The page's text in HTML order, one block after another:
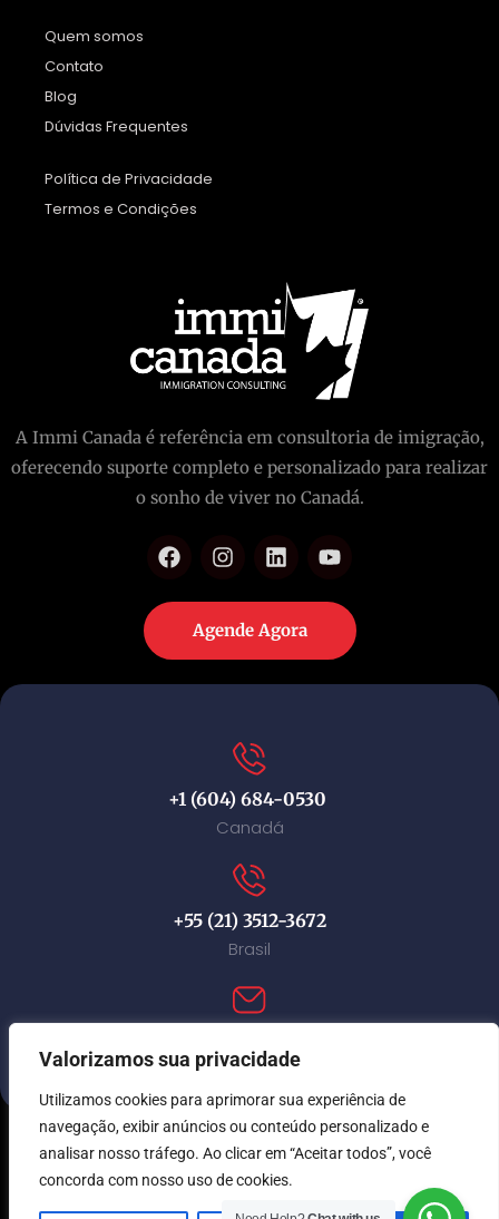
Valorizamos sua privacidade
Utilizamos cookies para aprimorar sua experiência de
navegação, exibir anúncios ou conteúdo personalizado e
analisar nosso tráfego. Ao clicar em “Aceitar todos”, você
concorda com nosso uso de cookies.
Quem somos
Contato
Blog
Dúvidas Frequentes
Política de Privacidade
Termos e Condições
A Immi Canada é referência em consultoria de imigração,
oferecendo suporte completo e personalizado para realizar
o sonho de viver no Canadá.
Agende Agora
+1 (604) 684-0530
Canadá
+55 (21) 3512-3672
Brasil
© Immi Canada 2026. Todos os direitos reservados.